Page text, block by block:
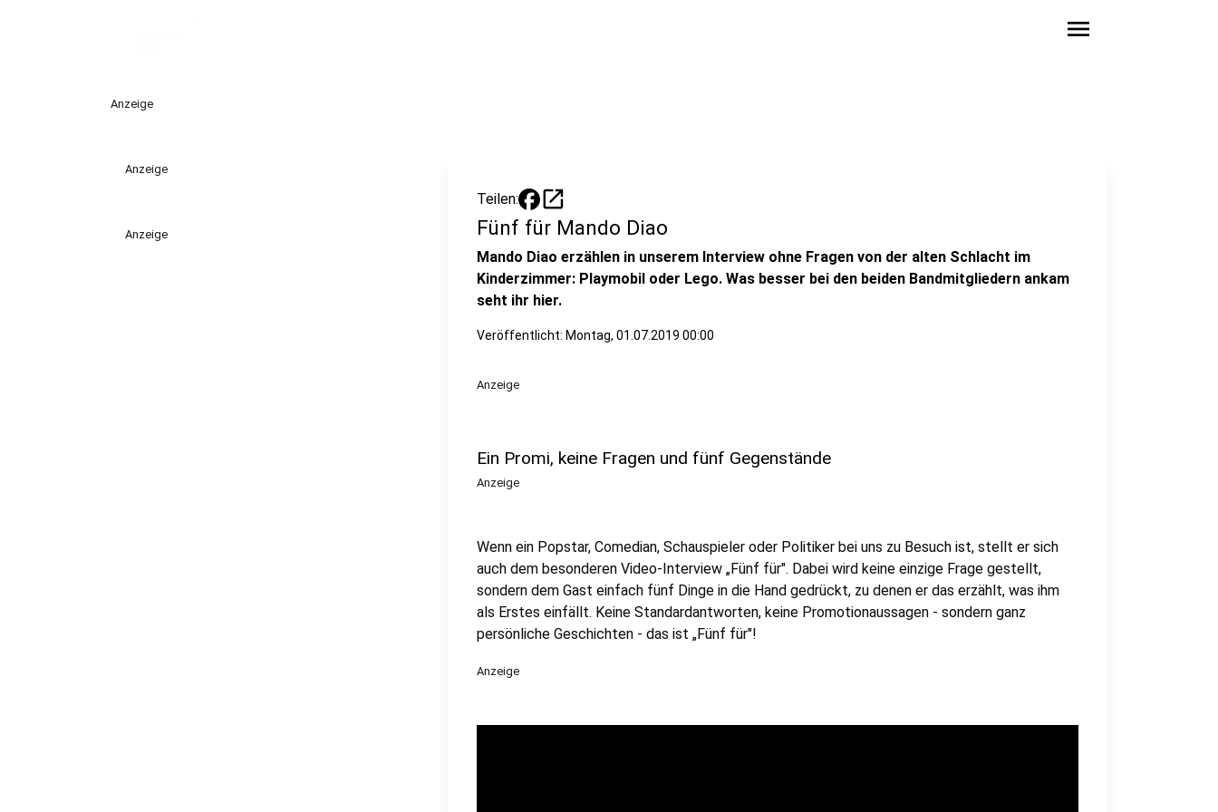
menu
Anzeige
Anzeige
Anzeige
Teilen: open_in_new
Fünf für Mando Diao
Mando Diao erzählen in unserem Interview ohne Fragen von der alten Schlacht im
Kinderzimmer: Playmobil oder Lego. Was besser bei den beiden Bandmitgliedern ankam
seht ihr hier.
Veröffentlicht: Montag, 01.07.2019 00:00
Anzeige
Ein Promi, keine Fragen und fünf Gegenstände
Anzeige
Wenn ein Popstar, Comedian, Schauspieler oder Politiker bei uns zu Besuch ist, stellt er sich
auch dem besonderen Video-Interview „Fünf für". Dabei wird keine einzige Frage gestellt,
sondern dem Gast einfach fünf Dinge in die Hand gedrückt, zu denen er das erzählt, was ihm
als Erstes einfällt. Keine Standardantworten, keine Promotionaussagen - sondern ganz
persönliche Geschichten - das ist „Fünf für"!
Anzeige